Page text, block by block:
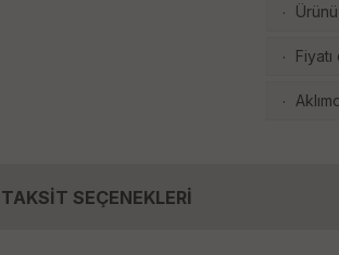
·
·
·
TAKSİT SEÇENEKLERİ